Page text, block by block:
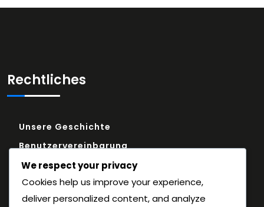
Rechtliches
Unsere Geschichte
Benutzervereinbarung
Datenschutzrichtlinie
Erreichen Sie uns
Cookies und Tracking
We respect your privacy
Cookies help us improve your experience,
deliver personalized content, and analyze